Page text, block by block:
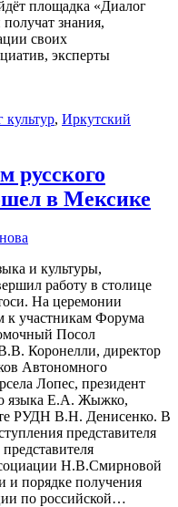
площадка «Диалог
знания,
своих
эксперты
культур, Иркутский
русского
в Мексике
и культуры,
работу в столице
На церемонии
к участникам Форума
Посол
Коронелли, директор
Автономного
Лопес, президент
языка Е.А. Жыжко,
РУДН В.Н. Денисенко. В
представителя
Н.В.Смирновой
и порядке получения
по российской…